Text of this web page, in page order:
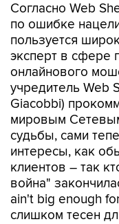
Согласно Web
по ошибке
пользуется
эксперт в сфере
онлайнового
учредитель Web
Giacobbi)
мировым
судьбы, сами
интересы, как
клиентов – так
война"
ain't big enough
слишком тесен